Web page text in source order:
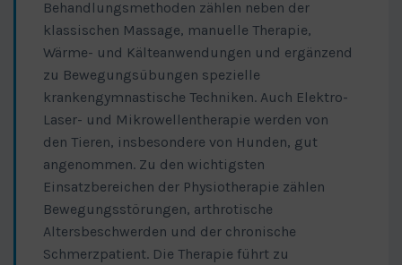
Behandlungsmethoden zählen neben der
klassischen Massage, manuelle Therapie,
Wärme- und Kälteanwendungen und ergänzend
zu Bewegungsübungen spezielle
krankengymnastische Techniken. Auch Elektro-
Laser- und Mikrowellentherapie werden von
den Tieren, insbesondere von Hunden, gut
angenommen. Zu den wichtigsten
Einsatzbereichen der Physiotherapie zählen
Bewegungsstörungen, arthrotische
Altersbeschwerden und der chronische
Schmerzpatient. Die Therapie führt zu